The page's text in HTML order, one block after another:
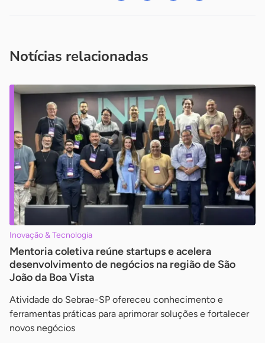
Notícias relacionadas
Inovação & Tecnologia
Mentoria coletiva reúne startups e acelera
desenvolvimento de negócios na região de São
João da Boa Vista
Atividade do Sebrae-SP ofereceu conhecimento e
ferramentas práticas para aprimorar soluções e fortalecer
novos negócios